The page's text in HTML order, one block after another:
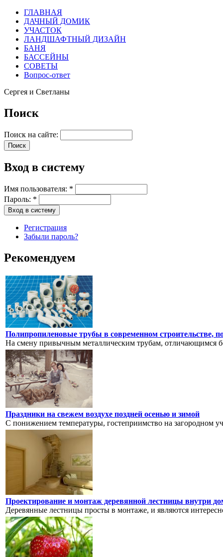
ГЛАВНАЯ
ДАЧНЫЙ ДОМИК
УЧАСТОК
ЛАНДШАФТНЫЙ ДИЗАЙН
БАНЯ
БАССЕЙНЫ
СОВЕТЫ
Вопрос-ответ
Сергея и Светланы
Поиск
Поиск на сайте:
Вход в систему
Имя пользователя: *
Пароль: *
Регистрация
Забыли пароль?
Рекомендуем
Полипропиленовые трубы в современном строительстве,
На смену привычным металлическим трубам, отличающимся
Праздники на свежем воздухе поздней осенью и зимой
С понижением температуры, гостеприимство на загородном
Проектирование и монтаж деревянной лестницы внутри
Деревянные лестницы просты в монтаже, и являются